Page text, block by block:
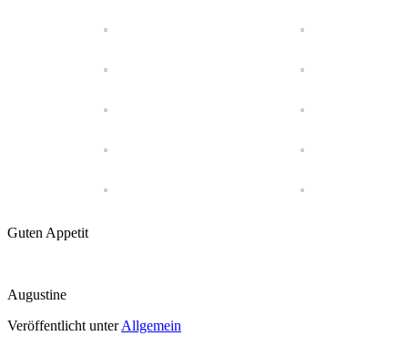
Guten Appetit
Augustine
Veröffentlicht unter Allgemein